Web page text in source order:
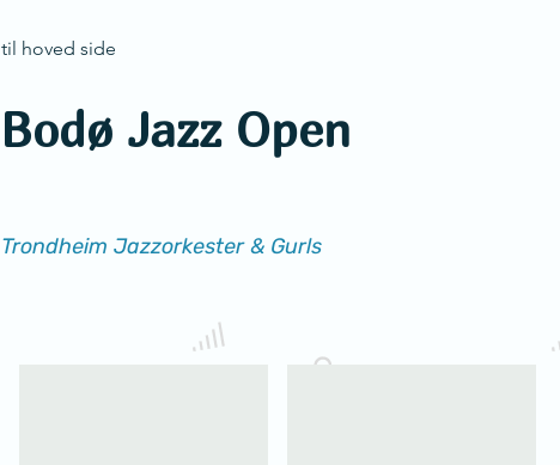
til hoved side
Bodø Jazz Open
Trondheim Jazzorkester & Gurls